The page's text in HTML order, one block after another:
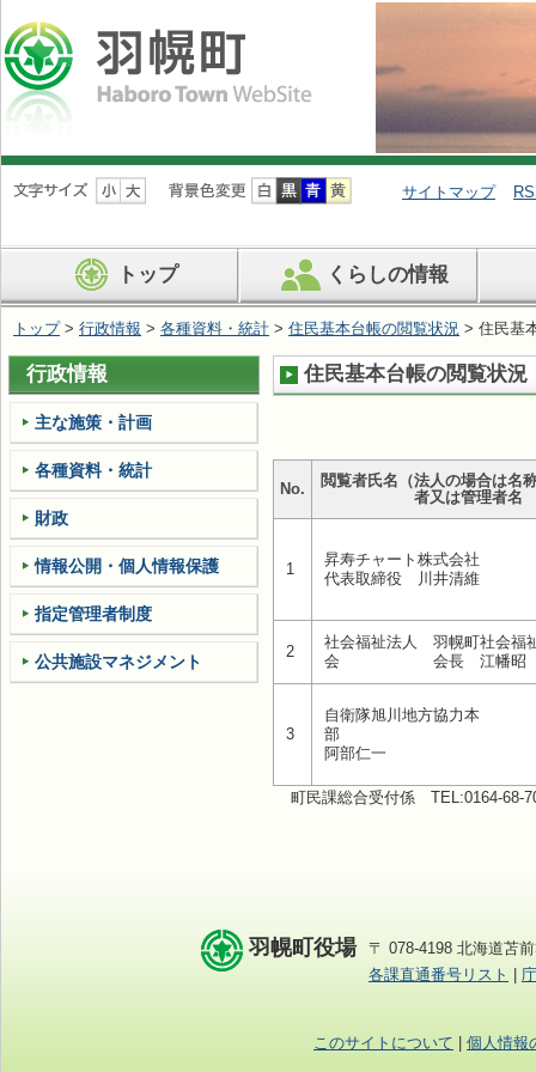
ナ
ビ
ン
を
ば
す
サイトマップ
トップ くらしの情報
トップ> 行政情報 > 各種資料・統計 > 住民基本台帳の閲覧状況 > 住民基
住民基本台帳の閲覧状況
No.
閲覧者氏名（法人の場合は名
者又は管理者名
1
昇寿チャート株式会社
代表取締役 川井清維
2
社会福祉法人 羽幌町社会福
会 会長 江幡昭
3
自衛隊旭川地方協力本
部 本
阿部仁一
町民課総合受付係 TEL:0164-
行政情報
主な施策・計画
各種資料・統計
財政
情報公開・個人情報保護
指定管理者制度
公共施設マネジメント
羽幌町役場
〒 078-4198 北海道苫
各課直通番号リスト
このサイトについて 個人情報